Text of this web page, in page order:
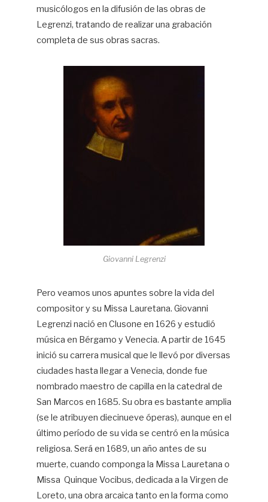
musicólogos en la difusión de las obras de
Legrenzi, tratando de realizar una grabación
completa de sus obras sacras.
Giovanni Legrenzi
Pero veamos unos apuntes sobre la vida del
compositor y su Missa Lauretana. Giovanni
Legrenzi nació en Clusone en 1626 y estudió
música en Bérgamo y Venecia. A partir de 1645
inició su carrera musical que le llevó por diversas
ciudades hasta llegar a Venecia, donde fue
nombrado maestro de capilla en la catedral de
San Marcos en 1685. Su obra es bastante amplia
(se le atribuyen diecinueve óperas), aunque en el
último período de su vida se centró en la música
religiosa. Será en 1689, un año antes de su
muerte, cuando componga la Missa Lauretana o
Missa Quinque Vocibus, dedicada a la Virgen de
Loreto, una obra arcaica tanto en la forma como